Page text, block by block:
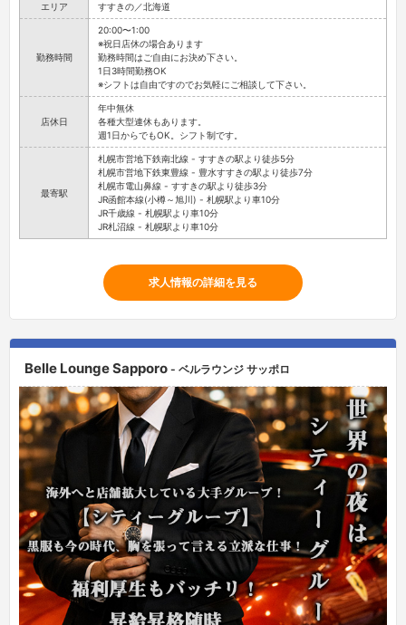
エリア すすきの／北海道
勤務時間
20:00〜1:00
※祝日店休の場合あります
勤務時間はご自由にお決め下さい。
1日3時間勤務OK
※シフトは自由ですのでお気軽にご相談して下さい。
店休日
年中無休
各種大型連休もあります。
週1日からでもOK。シフト制です。
最寄駅
札幌市営地下鉄南北線 - すすきの駅より徒歩5分
札幌市営地下鉄東豊線 - 豊水すすきの駅より徒歩7分
札幌市電山鼻線 - すすきの駅より徒歩3分
JR函館本線(小樽～旭川) - 札幌駅より車10分
JR千歳線 - 札幌駅より車10分
JR札沼線 - 札幌駅より車10分
求人情報の詳細を見る
Belle Lounge Sapporo - ベルラウンジ サッポロ